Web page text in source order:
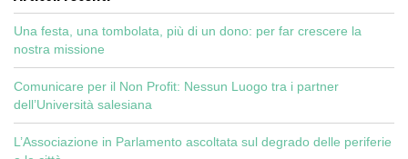
Una festa, una tombolata, più di un dono: per far crescere la
nostra missione
Comunicare per il Non Profit: Nessun Luogo tra i partner
dell’Università salesiana
L’Associazione in Parlamento ascoltata sul degrado delle periferie